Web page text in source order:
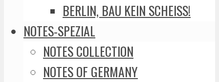
BERLIN, BAU KEIN SCHEISS!
NOTES-SPEZIAL
NOTES COLLECTION
NOTES OF GERMANY